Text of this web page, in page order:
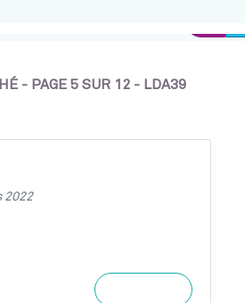
- PAGE 5 SUR 12 - LDA39
2022